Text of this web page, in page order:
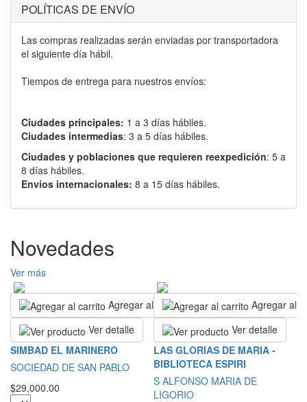
POLÍTICAS DE ENVÍO
Las compras realizadas serán enviadas por transportadora
el siguiente día hábil.
Tiempos de entrega para nuestros envíos:
Ciudades principales: 1 a 3 días hábiles.
Ciudades intermedias: 3 a 5 días hábiles.
Ciudades y poblaciones que requieren reexpedición: 5 a
8 días hábiles.
Envíos internacionales: 8 a 15 días hábiles.
Novedades
Ver más
Agregar al carrito
Ver detalle
SIMBAD EL MARINERO
SOCIEDAD DE SAN PABLO
$29,000.00
Agregar al
Ver detalle
LAS GLORIAS DE MARIA -
BIBLIOTECA ESPIRI
S ALFONSO MARIA DE
LIGORIO